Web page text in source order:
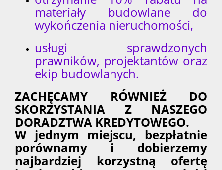
materiały budowlane do
wykończenia nieruchomości,
usługi sprawdzonych
prawników, projektantów oraz
ekip budowlanych.
ZACHĘCAMY RÓWNIEŻ DO
SKORZYSTANIA Z NASZEGO
DORADZTWA KREDYTOWEGO.
W jednym miejscu, bezpłatnie
porównamy i dobierzemy
najbardziej korzystną ofertę